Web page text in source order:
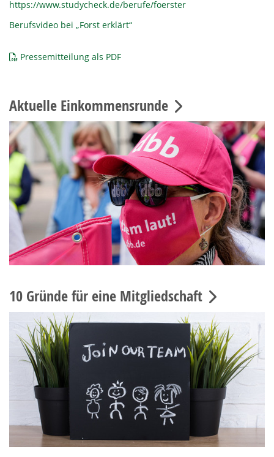
https://www.studycheck.de/berufe/foerster
Berufsvideo bei „Forst erklärt“
Pressemitteilung als PDF
Aktuelle Einkommensrunde
10 Gründe für eine Mitgliedschaft